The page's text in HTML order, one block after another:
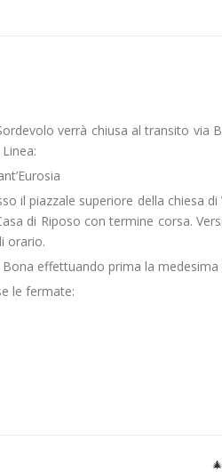
verrà chiusa al transito via
il piazzale superiore della chiesa
di Riposo con termine corsa.
orario.
effettuando prima la medesima
le fermate: